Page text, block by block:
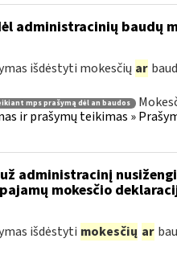
administracinių baudų
išdėstyti mokesčių ar
mps prašymą dėl an baudos
ir prašymų teikimas »
administracinį
mokesčio
išdėstyti mokesčių ar